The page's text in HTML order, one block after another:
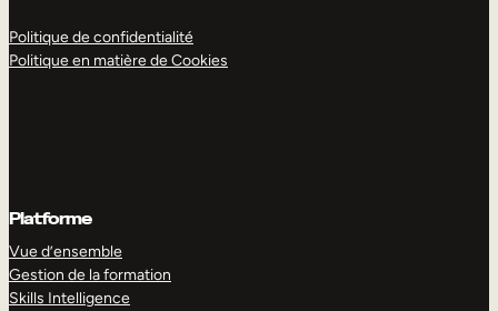
Politique de confidentialité
Politique en matière de Cookies
Platforme
Vue d’ensemble
Gestion de la formation
Skills Intelligence